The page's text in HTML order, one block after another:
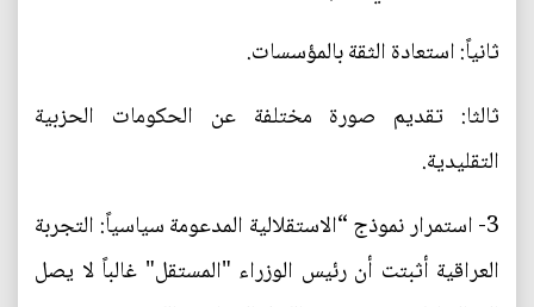
ثانياً: استعادة الثقة بالمؤسسات.
ثالثا: تقديم صورة مختلفة عن الحكومات الحزبية
التقليدية.
3- استمرار نموذج “الاستقلالية المدعومة سياسياً: التجربة
العراقية أثبتت أن رئيس الوزراء "المستقل" غالباً لا يصل